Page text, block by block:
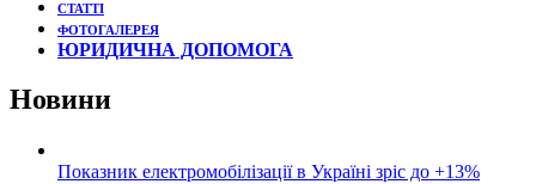
СТАТТІ
ФОТОГАЛЕРЕЯ
ЮРИДИЧНА ДОПОМОГА
Новини
Показник електромобілізації в Україні зріс до +13%